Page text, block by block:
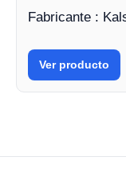
Fabricante :
Ver producto